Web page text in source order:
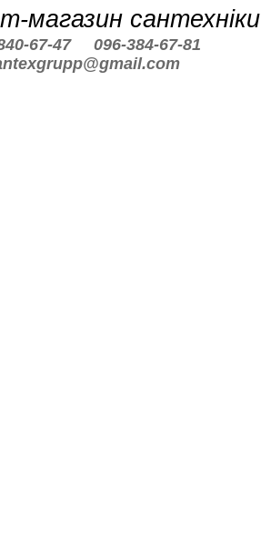
магазин сантехніки
67-47
096-384-67-81